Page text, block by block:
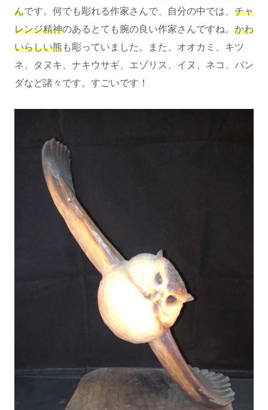
んです。何でも彫れる作家さんで、自分の中では、 チャ
レンジ精神のあるとても腕の良い作家さんですね。 かわ
いらしい熊も彫っていました。また、オオカミ、キツ
ネ、タヌキ、ナキウサギ、エゾリス、イヌ、ネコ、パン
ダなど諸々です。すごいです！